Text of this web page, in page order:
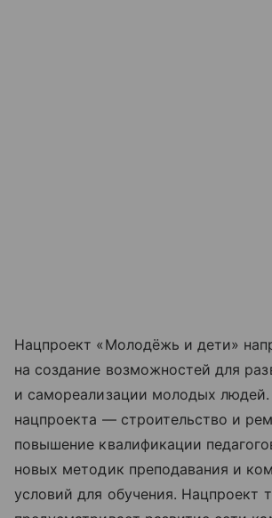
Нацпроект «Молодёжь и дети»
на создание возможностей для
и самореализации молодых людей.
нацпроекта — строительство и
повышение квалификации
новых методик преподавания и
условий для обучения. Нацпроект